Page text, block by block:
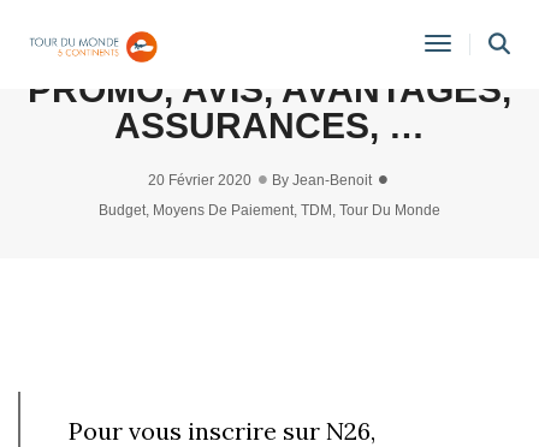
Toggle
CARTE N26 METAL : CODE
PROMO, AVIS, AVANTAGES,
ASSURANCES, …
20 Février 2020 By Jean-Benoit
Budget, Moyens De Paiement, TDM , Tour Du Monde
Pour vous inscrire sur N26,